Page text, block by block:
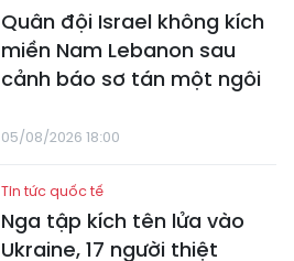
Quân đội Israel không kích
miền Nam Lebanon sau
cảnh báo sơ tán một ngôi
05/08/2026 18:00
Tin tức quốc tế
Nga tập kích tên lửa vào
Ukraine, 17 người thiệt